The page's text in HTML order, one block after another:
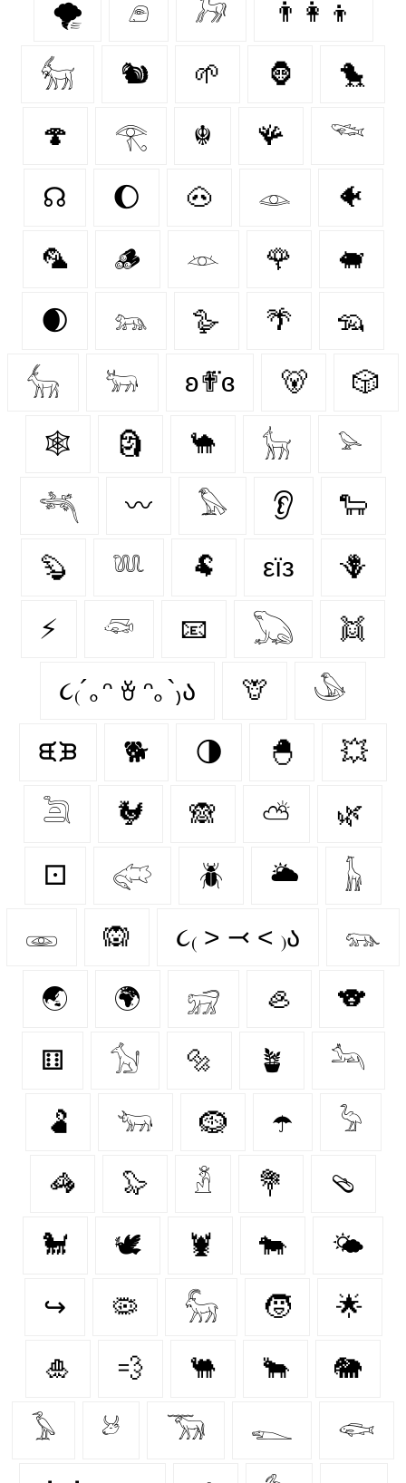
🌪️ 𓂉 𓃗 👨‍👩‍👦
𓃶 🐿 🌱 🦍 🐤
🍄‍ 𓂀 ☬ 🪸 𓆝
☊ 🌔 🐽 𓁼 🐠
🦜 🪵 𓁺 🌹 🐖
🌒 𓃬 🪿 🌴 🦡
𓃲 𓃽 ʚ✟⃛ɞ 🐻 🎲
🕸️ 🗿 🐪 𓃴 𓅫
𓆈 〰️ 𓅃 👂 🐑
🦫 𓆚 🐏 εїз 🪻
⚡ 𓆛 📧 𓆏 👯
૮₍´｡ᵔ ꈊ ᵔ｡`₎ა 🦒 𓅇
ᙙᙖ 🐕 🌗 🐣 💥
𓆖 🐓 🙈 ⛅ 🌿
⚀ 𓅾 🪲 🌥️ 𓃱
𓁾 🙉 ૮₍ ˃ ⤙ ˂ ₎ა 𓃮
🌏 🌍 𓃸 🦪 🐨
⚅ 𓃩 🔩 🪴 𓃢
🫃 𓃓 🪹 ☂️ 𓅦
🦓 🦭 𓁳 💐 🩴
🐩 🕊 🦞 🐄 🌤️
↪ 🦠 𓃵 🧒 🌟
🎍 💨 🐫 🐂 🐘
𓅥 𓃾 𓃝 𓆍 𓆟